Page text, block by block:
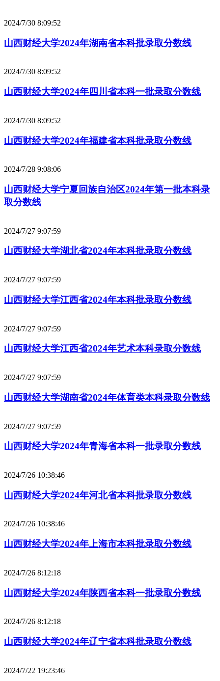
2024/7/30 8:09:52
山西财经大学2024年湖南省本科批录取分数线
2024/7/30 8:09:52
山西财经大学2024年四川省本科一批录取分数线
2024/7/30 8:09:52
山西财经大学2024年福建省本科批录取分数线
2024/7/28 9:08:06
山西财经大学宁夏回族自治区2024年第一批本科录
取分数线
2024/7/27 9:07:59
山西财经大学湖北省2024年本科批录取分数线
2024/7/27 9:07:59
山西财经大学江西省2024年本科批录取分数线
2024/7/27 9:07:59
山西财经大学江西省2024年艺术本科录取分数线
2024/7/27 9:07:59
山西财经大学湖南省2024年体育类本科录取分数线
2024/7/27 9:07:59
山西财经大学2024年青海省本科一批录取分数线
2024/7/26 10:38:46
山西财经大学2024年河北省本科批录取分数线
2024/7/26 10:38:46
山西财经大学2024年上海市本科批录取分数线
2024/7/26 8:12:18
山西财经大学2024年陕西省本科一批录取分数线
2024/7/26 8:12:18
山西财经大学2024年辽宁省本科批录取分数线
2024/7/22 19:23:46